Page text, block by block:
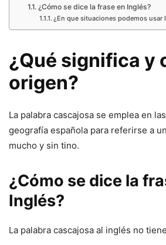
¿Cómo se dice la frase en Inglés?
¿En que situaciones podemos usar
¿Qué significa y
origen?
La palabra cascajosa se emplea en
geografía española para referirse a
mucho y sin tino.
¿Cómo se dice la
Inglés?
La palabra cascajosa al inglés no